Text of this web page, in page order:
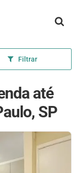
Filtrar
até
SP